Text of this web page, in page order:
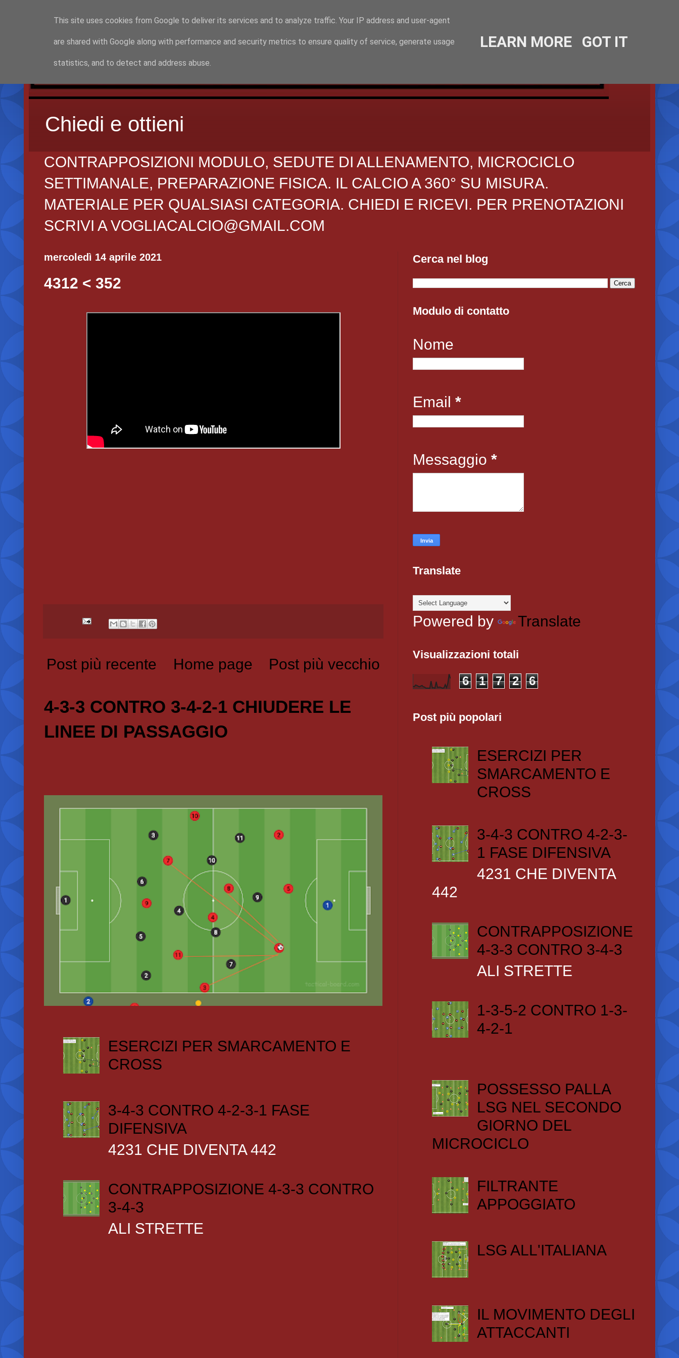
Chiedi e ottieni
CONTRAPPOSIZIONI MODULO, SEDUTE DI ALLENAMENTO, MICROCICLO
SETTIMANALE, PREPARAZIONE FISICA. IL CALCIO A 360° SU MISURA.
MATERIALE PER QUALSIASI CATEGORIA. CHIEDI E RICEVI. PER PRENOTAZIONI
SCRIVI A VOGLIACALCIO@GMAIL.COM
mercoledì 14 aprile 2021
4312 < 352
Post più recente Post più vecchio
Home page
4-3-3 CONTRO 3-4-2-1 CHIUDERE LE
LINEE DI PASSAGGIO
ESERCIZI PER SMARCAMENTO E
CROSS
3-4-3 CONTRO 4-2-3-1 FASE
DIFENSIVA
4231 CHE DIVENTA 442
CONTRAPPOSIZIONE 4-3-3 CONTRO
3-4-3
ALI STRETTE
Cerca nel blog
Modulo di contatto
Nome
Email *
Messaggio *
Translate
Powered by Translate
Visualizzazioni totali
6 1 7 2 6
Post più popolari
ESERCIZI PER
SMARCAMENTO E
CROSS
3-4-3 CONTRO 4-2-3-
1 FASE DIFENSIVA
4231 CHE DIVENTA
442
CONTRAPPOSIZIONE
4-3-3 CONTRO 3-4-3
ALI STRETTE
1-3-5-2 CONTRO 1-3-
4-2-1
POSSESSO PALLA
LSG NEL SECONDO
GIORNO DEL
MICROCICLO
FILTRANTE
APPOGGIATO
LSG ALL'ITALIANA
IL MOVIMENTO DEGLI
ATTACCANTI
This site uses cookies from Google to deliver its services and to analyze traffic. Your IP address and user-agent
are shared with Google along with performance and security metrics to ensure quality of service, generate usage
statistics, and to detect and address abuse.
LEARN MORE GOT IT